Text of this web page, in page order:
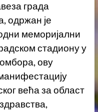
града
одржан је
меморијални
стадиону у
ову
већа за област